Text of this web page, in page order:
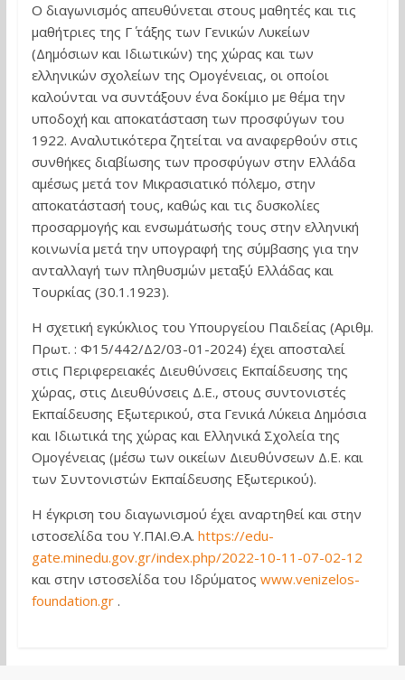
Ο διαγωνισμός απευθύνεται στους μαθητές και τις
μαθήτριες της Γ΄ τάξης των Γενικών Λυκείων
(Δημόσιων και Ιδιωτικών) της χώρας και των
ελληνικών σχολείων της Ομογένειας, οι οποίοι
καλούνται να συντάξουν ένα δοκίμιο με θέμα την
υποδοχή και αποκατάσταση των προσφύγων του
1922. Αναλυτικότερα ζητείται να αναφερθούν στις
συνθήκες διαβίωσης των προσφύγων στην Ελλάδα
αμέσως μετά τον Μικρασιατικό πόλεμο, στην
αποκατάστασή τους, καθώς και τις δυσκολίες
προσαρμογής και ενσωμάτωσής τους στην ελληνική
κοινωνία μετά την υπογραφή της σύμβασης για την
ανταλλαγή των πληθυσμών μεταξύ Ελλάδας και
Τουρκίας (30.1.1923).
Η σχετική εγκύκλιος του Υπουργείου Παιδείας (Αριθμ.
Πρωτ. : Φ15/442/Δ2/03-01-2024) έχει αποσταλεί
στις Περιφερειακές Διευθύνσεις Εκπαίδευσης της
χώρας, στις Διευθύνσεις Δ.Ε., στους συντονιστές
Εκπαίδευσης Εξωτερικού, στα Γενικά Λύκεια Δημόσια
και Ιδιωτικά της χώρας και Ελληνικά Σχολεία της
Ομογένειας (μέσω των οικείων Διευθύνσεων Δ.Ε. και
των Συντονιστών Εκπαίδευσης Εξωτερικού).
Η έγκριση του διαγωνισμού έχει αναρτηθεί και στην
ιστοσελίδα του Υ.ΠΑΙ.Θ.Α. https://edu-
gate.minedu.gov.gr/index.php/2022-10-11-07-02-12
και στην ιστοσελίδα του Ιδρύματος www.venizelos-
foundation.gr.